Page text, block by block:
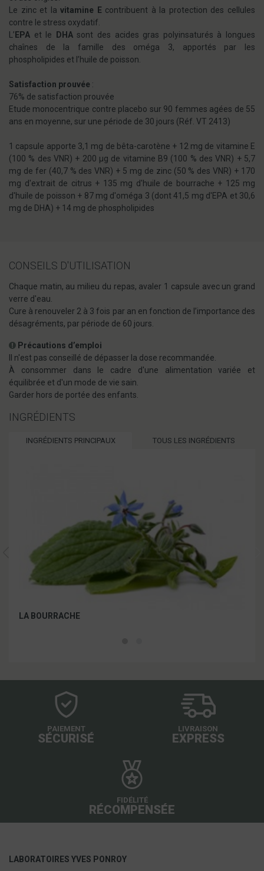
Le zinc et lavitamine Econtribuent à la protection des cellules
contre le stress oxydatif.
L’ EPA et le DHAsont des acides gras polyinsaturés à longues
chaînes de la famille des oméga 3, apportés par les
phospholipides et l’huile de poisson.
Satisfaction prouvée :
76% de satisfaction prouvée
Etude monocentrique contre placebo sur 90 femmes agées de 55
ans en moyenne, sur une période de 30 jours (Réf. VT 2413)
1 capsule apporte 3,1 mg de bêta-carotène + 12 mg de vitamine E
(100 % des VNR) + 200 µg de vitamine B9 (100 % des VNR) + 5,7
mg de fer (40,7 % des VNR) + 5 mg de zinc (50 % des VNR) + 170
mg d'extrait de citrus + 135 mg d'huile de bourrache + 125 mg
d'huile de poisson + 87 mg d'oméga 3 (dont 41,5 mg d'EPA et 30,6
mg de DHA) + 14 mg de phospholipides
CONSEILS D'UTILISATION
Chaque matin, au milieu du repas, avaler 1 capsule avec un grand
verre d'eau.
Cure à renouveler 2 à 3 fois par an en fonction de l’importance des
désagréments, par période de 60 jours.
Précautions d’emploi
Il n'est pas conseillé de dépasser la dose recommandée.
À consommer dans le cadre d'une alimentation variée et
équilibrée et d'un mode de vie sain.
Garder hors de portée des enfants.
INGRÉDIENTS
INGRÉDIENTS PRINCIPAUX TOUS LES INGRÉDIENTS
LA BOURRACHE
PAIEMENT
SÉCURISÉ
LIVRAISON
EXPRESS
FIDÉLITÉ
RÉCOMPENSÉE
LABORATOIRES YVES PONROY